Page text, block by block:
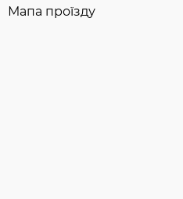
Мапа проїзду